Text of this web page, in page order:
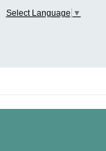
Select Language ▼